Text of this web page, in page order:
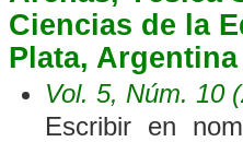
Ciencias de la
Plata, Argentina
Vol. 5, Núm. 10
Escribir en